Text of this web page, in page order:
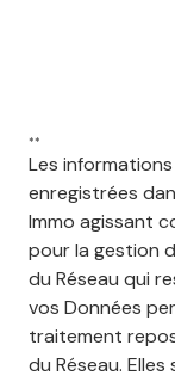
**
Les
enregistrées
Immo agissant
pour la gestion
du Réseau qui
vos Données
traitement
du Réseau.